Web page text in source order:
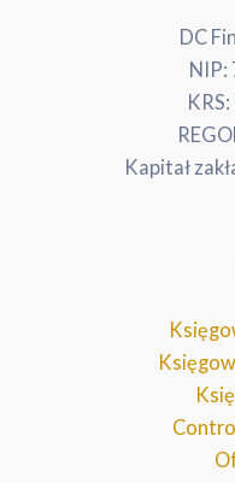
DC
NIP:
Kapitał